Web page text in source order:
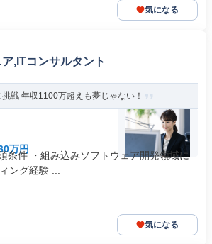
気になる
,ITコンサルタント
戦 年収1100万超えも夢じゃない！
万円
条件 ・組み込みソフトウェア開発領域に
ング経験 ...
気になる